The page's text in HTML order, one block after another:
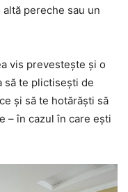
pereche sau un
vis prevestește și o
să te plictisești de
și să te hotărăști să
– în cazul în care ești